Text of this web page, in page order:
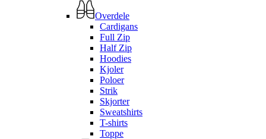
Overdele
Cardigans
Full Zip
Half Zip
Hoodies
Kjoler
Poloer
Strik
Skjorter
Sweatshirts
T-shirts
Toppe